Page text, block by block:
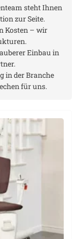
steht Ihnen
zur Seite.
Kosten – wir
Einbau in
in der Branche
für uns.